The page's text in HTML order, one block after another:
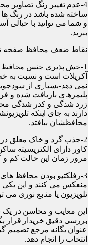
ساخته شده باشد در رنگ
و شما می توانید با خیالی
ببرید.
نقاط ضعف محافظ صفحه
1-خش پذیری جنس محافظ
آکریلات است و نسبت به
نمی دهد-بسیاری از
پلیمرهای بازیافت شده و
زرد شدگی و کدر شدگی
دارند به جای اینکه
محافظشان بیافتد.
2-جذب گرد و خاک معلق در
کاور دارای الکتریسیته
مرور زمان این حالت کم
3-رفلکتیو بودن محافظ
منعکس می کنند و این یکی
تلویزیون یا منابع نوری
این معایب و محاسن در یک
بررسی دقیق خریدار قرار
عنوان یگانه مرجع تصمیم
انتخاب را انجام دهد.